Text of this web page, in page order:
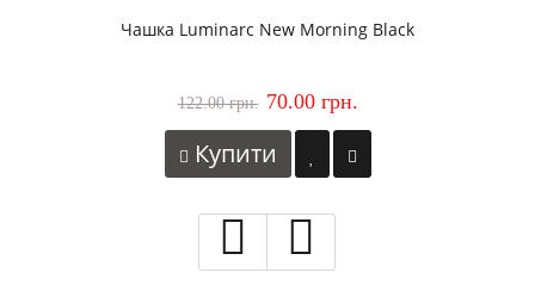
Чашка Luminarc New Morning Black
122.00 грн. 70.00 грн.
Купити